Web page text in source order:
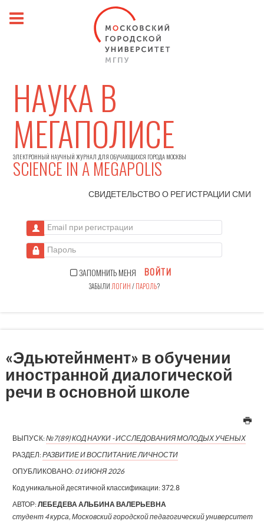
НАУКА В
МЕГАПОЛИСЕ
ЭЛЕКТРОННЫЙ НАУЧНЫЙ ЖУРНАЛ ДЛЯ ОБУЧАЮЩИХСЯ ГОРОДА МОСКВЫ
SCIENCE IN A MEGAPOLIS
СВИДЕТЕЛЬСТВО О РЕГИСТРАЦИИСМИ
Email при регистрации
Пароль
ЗАПОМНИТЬ МЕНЯ ВОЙТИ
ЗАБЫЛИ ЛОГИН/ПАРОЛЬ?
«Эдьютейнмент» в обучении
иностранной диалогической
речи в основной школе
ВЫПУСК:№7(89) КОД НАУКИ - ИССЛЕДОВАНИЯ МОЛОДЫХ УЧЕНЫХ
РАЗДЕЛ:РАЗВИТИЕ И ВОСПИТАНИЕ ЛИЧНОСТИ
ОПУБЛИКОВАНО: 01 ИЮНЯ 2026
Код уникальной десятичной классификации: 372.8
АВТОР:ЛЕБЕДЕВА АЛЬБИНА ВАЛЕРЬЕВНА
студент 4 курса, Московский городской педагогический университет